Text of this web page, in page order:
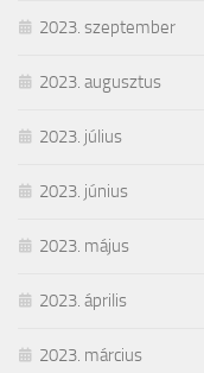
2023. szeptember
2023. augusztus
2023. július
2023. június
2023. május
2023. április
2023. március